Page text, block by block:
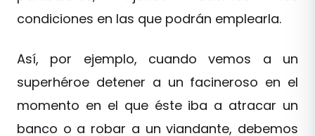
condiciones en las que podrán emplearla.
Así, por ejemplo, cuando vemos a un
superhéroe detener a un facineroso en el
momento en el que éste iba a atracar un
banco o a robar a un viandante, debemos